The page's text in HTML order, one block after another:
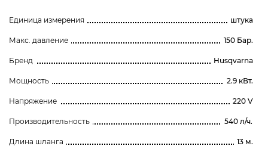
Единица измерения штука
Макс. давление 150 Бар.
Бренд Husqvarna
Мощность 2.9 кВт.
Напряжение 220 V
Производительность 540 л/ч.
Длина шланга 13 м.